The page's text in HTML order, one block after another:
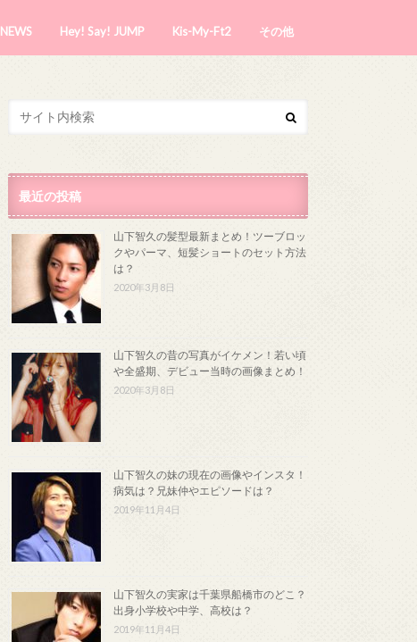
NEWS Hey! Say! JUMP Kis-My-Ft2 その他
最近の投稿
山下智久の髪型最新まとめ！ツーブロッ
クやパーマ、短髪ショートのセット方法
は？
2020年3月8日
山下智久の昔の写真がイケメン！若い頃
や全盛期、デビュー当時の画像まとめ！
2020年3月8日
山下智久の妹の現在の画像やインスタ！
病気は？兄妹仲やエピソードは？
2019年11月4日
山下智久の実家は千葉県船橋市のどこ？
出身小学校や中学、高校は？
2019年11月4日